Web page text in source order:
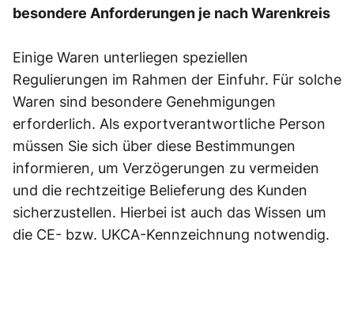
besondere Anforderungen je nach Warenkreis
Einige Waren unterliegen speziellen
Regulierungen im Rahmen der Einfuhr. Für solche
Waren sind besondere Genehmigungen
erforderlich. Als exportverantwortliche Person
müssen Sie sich über diese Bestimmungen
informieren, um Verzögerungen zu vermeiden
und die rechtzeitige Belieferung des Kunden
sicherzustellen. Hierbei ist auch das Wissen um
die CE- bzw. UKCA-Kennzeichnung notwendig.